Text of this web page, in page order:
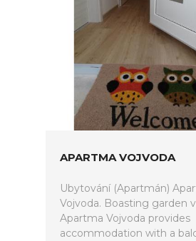
APARTMA VOJVODA
Ubytování (Apartmán)
Vojvoda. Boasting garden
Apartma Vojvoda provides
accommodation with a